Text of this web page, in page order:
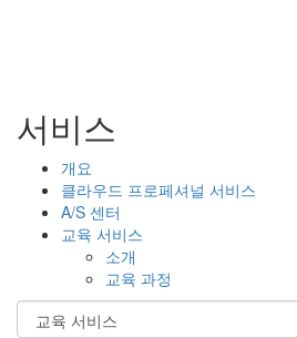
서비스
개요
클라우드 프로페셔널 서비스
A/S 센터
교육 서비스
소개
교육 과정